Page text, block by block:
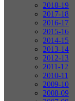
2018-19
2017-18
2016-17
2015-16
2014-15
2013-14
2012-13
2011-12
2010-11
2009-10
2008-09